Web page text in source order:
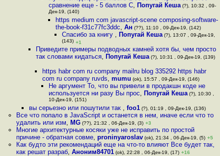
сравнение еще - 5 баллов С, Попугай Кеша (?), 10:32 , 09-
Дек-19, (140)
https medium com javascript-scene composing-software-
the-book-f31c77fc3ddc, Ан (??), 11:10 , 09-Дек-19, (142)
Спасибо за книгу , Попугай Кеша(?), 13:07 , 09-Дек-19,
(143) +1
Приведите примеры подводных камней хотя бы, чем просто
так словами кидаться, Попугай Кеша(?), 10:31 , 09-Дек-19, (139)
https habr com ru company mailru blog 335292 https habr
com ru company ruvds, mumu (ok), 15:57 , 09-Дек-19, (146)
Не аргумент То, что вы привели в продакшн коде не
используется ни разу Вы прос, Попугай Кеша (?), 10:30 ,
10-Дек-19, (151)
вы серьезно или пошутили так ,foo1 (?), 01:19 , 09-Дек-19, (136)
Все что попало в JavaScript и останется в нем, иначе если что то
удалить или изм, MG(??), 21:32 , 06-Дек-19, (3) +3
Многие архитектурные косяки уже не исправить по простой
причине - обратная совме, proninyaroslav(ok), 21:34 , 06-Дек-19, (5) +5
Как будто эти рекомендаций еще на что-то влияют Все будет так,
как решат разраб, Аноним84701(ok), 22:28 , 06-Дек-19, (17) +16